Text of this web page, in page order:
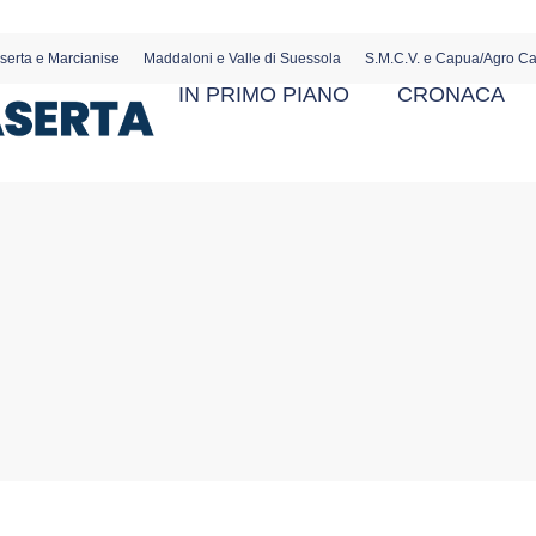
e Marcianise Maddaloni e Valle di Suessola S.M.C.V. e Capua/Agro
IN PRIMO PIANO CRONACA